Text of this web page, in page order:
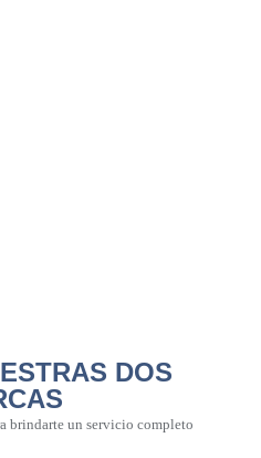
DOS
brindarte un servicio completo